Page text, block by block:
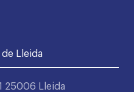
Lleida
25006 Lleida